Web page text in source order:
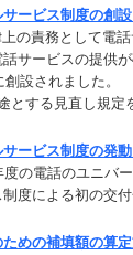
ービス制度の創
の責務として電
サービスの提供
設されました。
とする見直し規定
ービス制度の発動
の電話のユニバ
度による初の交
めの補填額の算